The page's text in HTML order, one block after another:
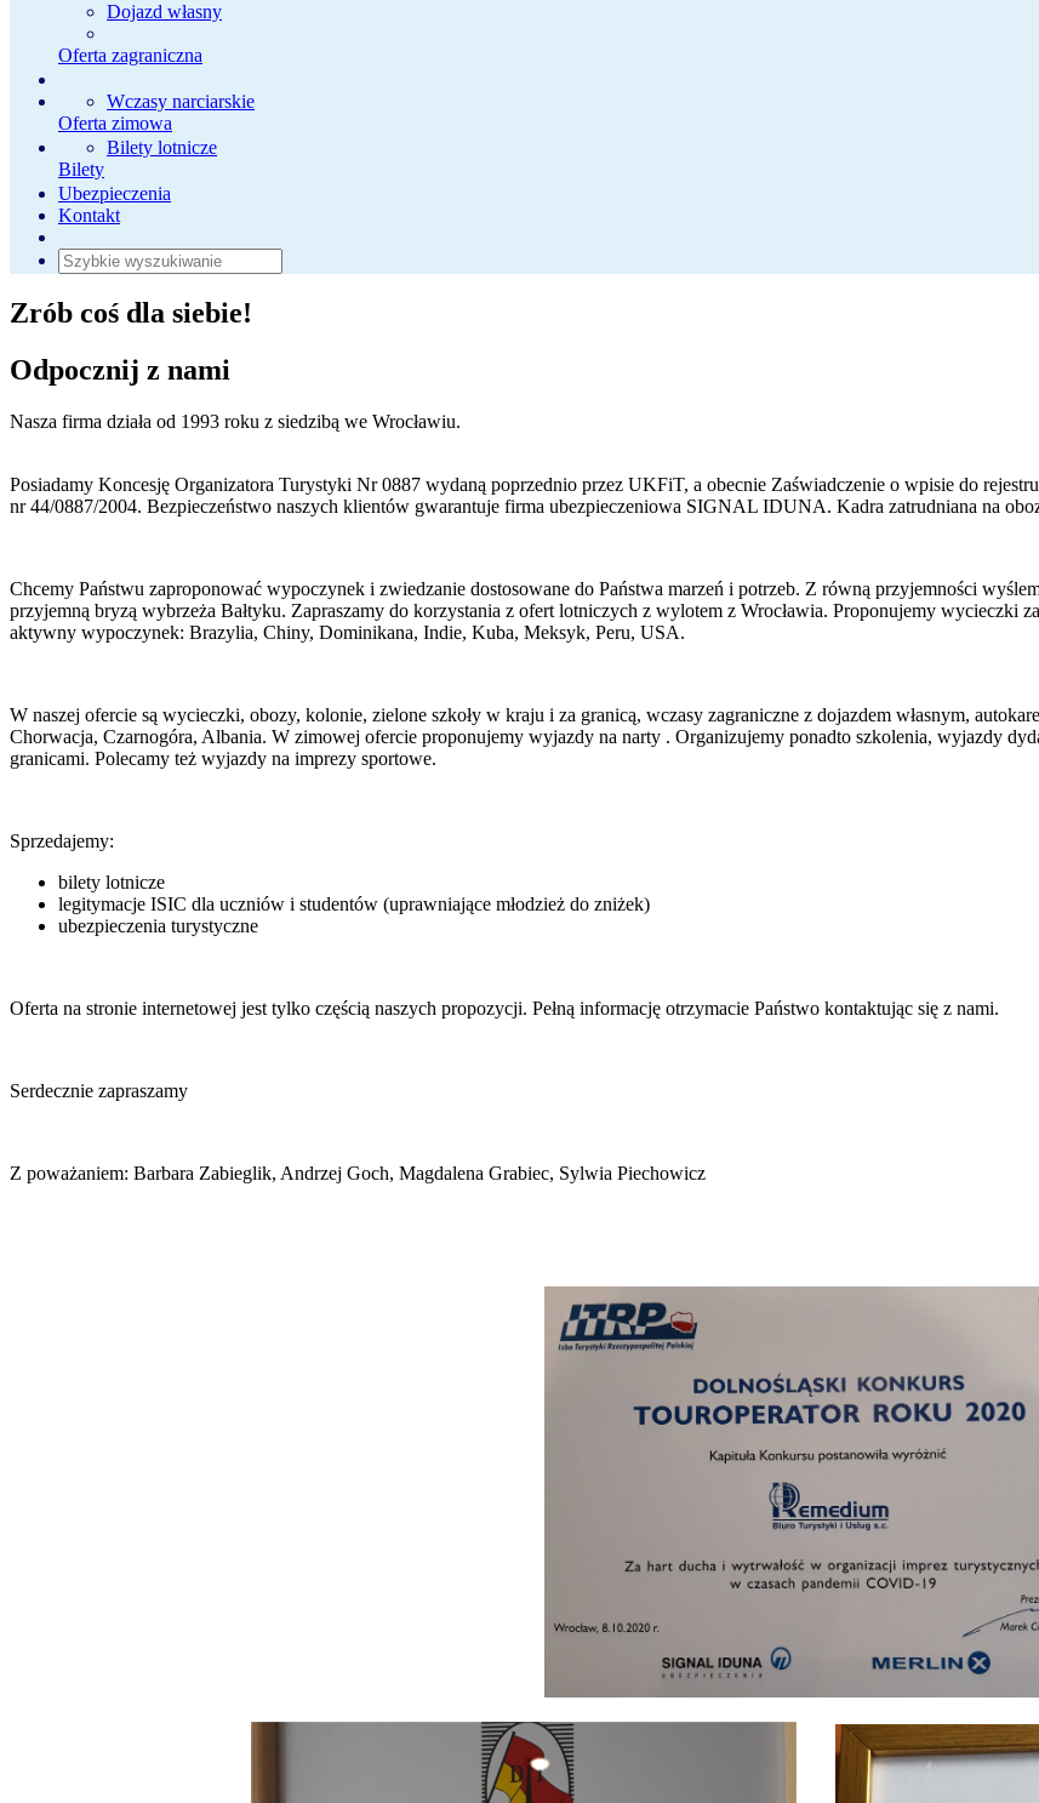
Dojazd własny
Oferta zagraniczna
Wczasy narciarskie
Oferta zimowa
Bilety lotnicze
Bilety
Ubezpieczenia
Kontakt
Zrób coś dla siebie!
Odpocznij z nami
Nasza firma działa od 1993 roku z siedzibą we Wrocławiu.
Posiadamy Koncesję Organizatora Turystyki Nr 0887 wydaną poprzednio przez UKFiT, a obecnie Zaświadczenie o wpisie do
nr 44/0887/2004. Bezpieczeństwo naszych klientów gwarantuje firma ubezpieczeniowa SIGNAL IDUNA. Kadra zatrudniana na
Chcemy Państwu zaproponować wypoczynek i zwiedzanie dostosowane do Państwa marzeń i potrzeb. Z równą przyjemności
przyjemną bryzą wybrzeża Bałtyku. Zapraszamy do korzystania z ofert lotniczych z wylotem z Wrocławia. Proponujemy wycieczki
aktywny wypoczynek: Brazylia, Chiny, Dominikana, Indie, Kuba, Meksyk, Peru, USA.
W naszej ofercie są wycieczki, obozy, kolonie, zielone szkoły w kraju i za granicą, wczasy zagraniczne z dojazdem własnym,
Chorwacja, Czarnogóra, Albania. W zimowej ofercie proponujemy wyjazdy na narty . Organizujemy ponadto szkolenia, wyjazdy
granicami. Polecamy też wyjazdy na imprezy sportowe.
Sprzedajemy:
bilety lotnicze
legitymacje ISIC dla uczniów i studentów (uprawniające młodzież do zniżek)
ubezpieczenia turystyczne
Oferta na stronie internetowej jest tylko częścią naszych propozycji. Pełną informację otrzymacie Państwo kontaktując się z nami.
Serdecznie zapraszamy
Z poważaniem: Barbara Zabieglik, Andrzej Goch, Magdalena Grabiec, Sylwia Piechowicz